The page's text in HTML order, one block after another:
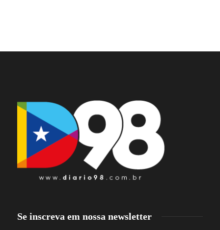
Se inscreva em nossa newsletter